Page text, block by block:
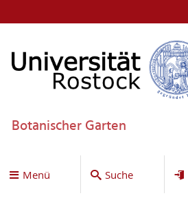
Botanischer Garten
Menü Suche